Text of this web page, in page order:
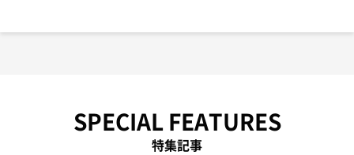
SPECIAL FEATURES
特集記事